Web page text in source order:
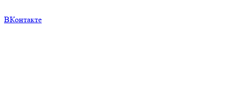
ВКонтакте